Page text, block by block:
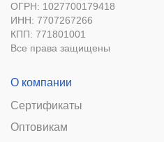
ОГРН: 1027700179418
ИНН: 7707267266
КПП: 771801001
Все права защищены
О компании
Сертификаты
Оптовикам